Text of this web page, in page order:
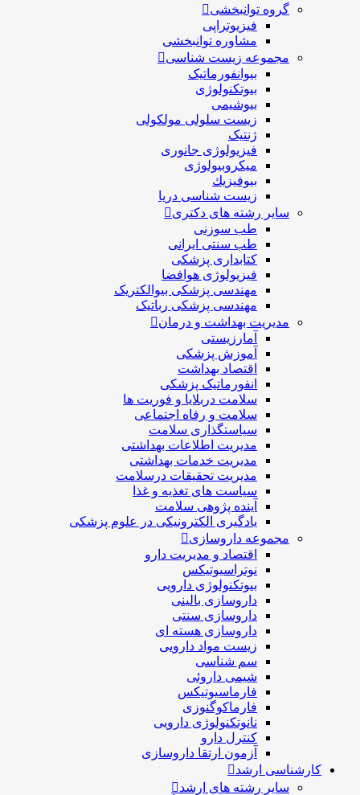
گروه توانبخشی
فیزیوتراپی
مشاوره توانبخشی
مجموعه زیست شناسی
بیوانفورماتیک
بیوتکنولوژی
بیوشیمی
زیست سلولی مولکولی
ژنتیک
فیزیولوژی جانوری
میکروبیولوژی
بيوفيزيك
زیست شناسی دریا
سایر رشته های دکتری
طب سوزنی
طب سنتی ایرانی
کتابداری پزشکی
فیزیولوژی هوافضا
مهندسی پزشکی بیوالکتریک
مهندسی پزشکی رباتیک
مدیریت بهداشت و درمان
آمارزیستی
آموزش پزشکی
اقتصاد بهداشت
انفورماتیک پزشکی
سلامت دربلايا و فوريت ها
سلامت و رفاه اجتماعی
سیاستگذاری سلامت
مدیریت اطلاعات بهداشتی
مدیریت خدمات بهداشتی
مدیریت تحقیقات درسلامت
سیاست های تغذیه و غذا
آینده پژوهی سلامت
یادگیری الکترونیکی در علوم پزشکی
مجموعه داروسازی
اقتصاد و مديريت دارو
نوتراسیوتیکس
بيوتكنولوژی دارویی
داروسازی بالينی
داروسازی سنتی
داروسازی هسته ای
زیست مواد دارویی
سم شناسی
شيمی داروئی
فارماسيوتيكس
فارماكوگنوزی
نانوتکنولوژی دارویی
كنترل دارو
آزمون ارتقا داروسازی
کارشناسی ارشد
سایر رشته های ارشد